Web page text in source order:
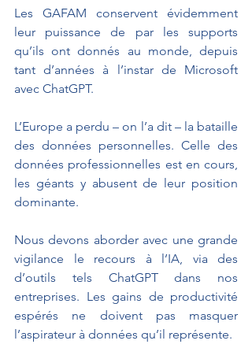
Les GAFAM conservent évidemment
leur puissance de par les supports
qu’ils ont donnés au monde, depuis
tant d’années à l’instar de Microsoft
avec ChatGPT.
L’Europe a perdu – on l’a dit – la bataille
des données personnelles. Celle des
données professionnelles est en cours,
les géants y abusent de leur position
dominante.
Nous devons aborder avec une grande
vigilance le recours à l’IA, via des
d’outils tels ChatGPT dans nos
entreprises. Les gains de productivité
espérés ne doivent pas masquer
l’aspirateur à données qu’il représente.